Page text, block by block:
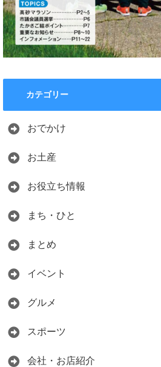
カテゴリー
おでかけ
お土産
お役立ち情報
まち・ひと
まとめ
イベント
グルメ
スポーツ
会社・お店紹介